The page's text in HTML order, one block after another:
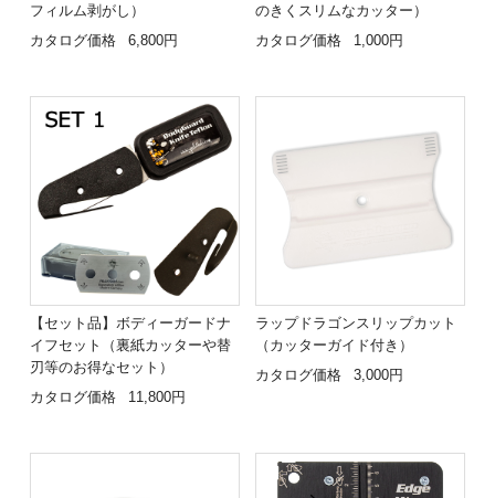
フィルム剥がし）
カタログ価格
6,800円
のきくスリムなカッター）
カタログ価格
1,000円
【セット品】ボディーガードナ
イフセット（裏紙カッターや替
刃等のお得なセット）
カタログ価格
11,800円
ラップドラゴンスリップカット
（カッターガイド付き）
カタログ価格
3,000円